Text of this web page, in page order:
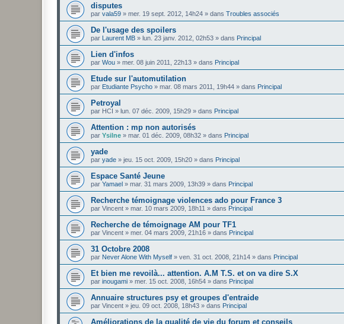
disputes
par vala59 » mer. 19 sept. 2012, 14h24 » dans Troubles associés
De l'usage des spoilers
par Laurent MB » lun. 23 janv. 2012, 02h53 » dans Principal
Lien d'infos
par Wou » mer. 08 juin 2011, 22h13 » dans Principal
Etude sur l'automutilation
par Etudiante Psycho » mar. 08 mars 2011, 19h44 » dans Principal
Petroyal
par HCI » lun. 07 déc. 2009, 15h29 » dans Principal
Attention : mp non autorisés
par Ysilne » mar. 01 déc. 2009, 08h32 » dans Principal
yade
par yade » jeu. 15 oct. 2009, 15h20 » dans Principal
Espace Santé Jeune
par Yamael » mar. 31 mars 2009, 13h39 » dans Principal
Recherche témoignage violences ado pour France 3
par Vincent » mar. 10 mars 2009, 18h11 » dans Principal
Recherche de témoignage AM pour TF1
par Vincent » mer. 04 mars 2009, 21h16 » dans Principal
31 Octobre 2008
par Never Alone With Myself » ven. 31 oct. 2008, 21h14 » dans Principal
Et bien me revoilà... attention. A.M T.S. et on va dire S.X
par inougami » mer. 15 oct. 2008, 16h54 » dans Principal
Annuaire structures psy et groupes d'entraide
par Vincent » jeu. 09 oct. 2008, 18h43 » dans Principal
Améliorations de la qualité de vie du forum et conseils